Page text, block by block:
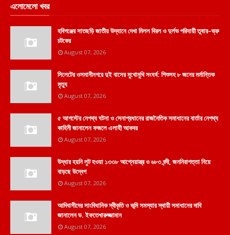
এলোমেলো খবর
হবিগঞ্জের সাতছড়ি জাতীয় উদ্যানে দেখা মিলল বিরল ও দুর্লভ পরিযায়ী তুষার–ভ্রু
চটকের
August 07, 2026
সিলেটের ওসমানীনগরে দুই বাসের মুখোমুখি সংঘর্ষ: শিশুসহ ৮ জনের মর্মান্তিক
মৃত্যু
August 07, 2026
৫ আগস্টের নেপথ্য ঘটনা ও সেনাপ্রধানের রাজনৈতিক সমাধানের বার্তার নেপথ্য
কাহিনী জানালেন ফজলে এলাহী আকবর
August 07, 2026
উদ্ধার হয়নি লুট হওয়া ১৩৩৮ আগ্নেয়াস্ত্র ও ৬৮৩ বন্দী, জননিরাপত্তা নিয়ে
বাড়ছে উদ্বেগ
August 07, 2026
আদিবাসীদের সাংবিধানিক স্বীকৃতি ও ভূমি সমস্যার স্থায়ী সমাধানের দাবি
জানালেন ড. ইফতেখারুজ্জামান
August 07, 2026